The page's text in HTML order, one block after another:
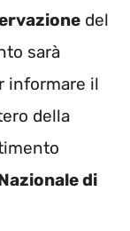
del
sarà
informare il
della
di